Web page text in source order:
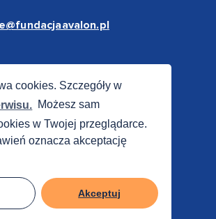
cookies. Szczegóły w
Możesz sam
w Twojej przeglądarce.
oznacza akceptację
Akceptuj
- 2026 Fundacja Avalon